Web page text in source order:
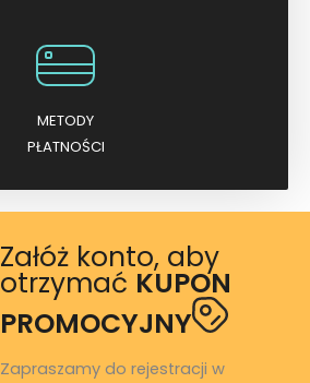
METODY
PŁATNOŚCI
Załóż konto, aby
otrzymać KUPON
PROMOCYJNY
Zapraszamy do rejestracji w